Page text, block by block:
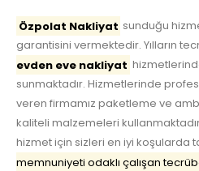
Özpolat Nakliyat sunduğu
garantisini vermektedir. Yılların
evden eve nakliyat
sunmaktadır. Hizmetlerinde
veren firmamız paketleme ve
kaliteli malzemeleri
hizmet için sizleri en iyi koşularda
memnuniyeti odaklı çalışan